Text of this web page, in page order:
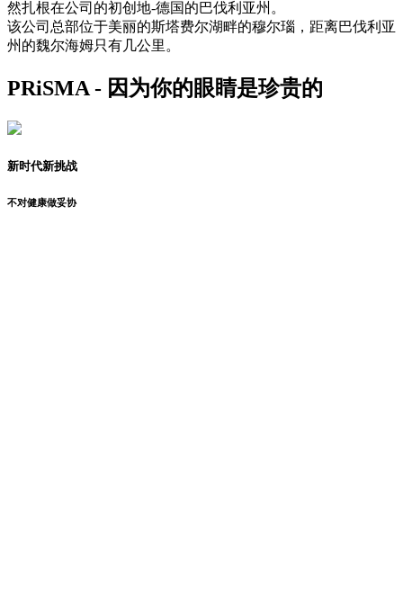
然扎根在公司的初创地-德国的巴伐利亚州。
该公司总部位于美丽的斯塔费尔湖畔的穆尔瑙，距离巴伐利亚
州的魏尔海姆只有几公里。
PRiSMA - 因为你的眼睛是珍贵的
新时代新挑战
不对健康做妥协